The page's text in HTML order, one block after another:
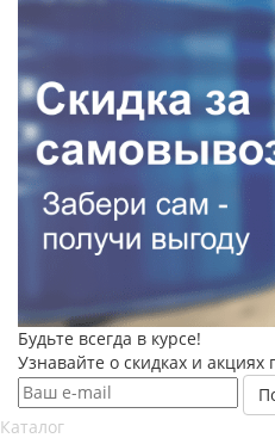
Будьте всегда в курсе!
Узнавайте о скидках и
Каталог